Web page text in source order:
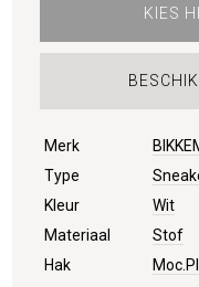
KIES
Merk
Type
Kleur
Wit
Materiaal
Stof
Hak